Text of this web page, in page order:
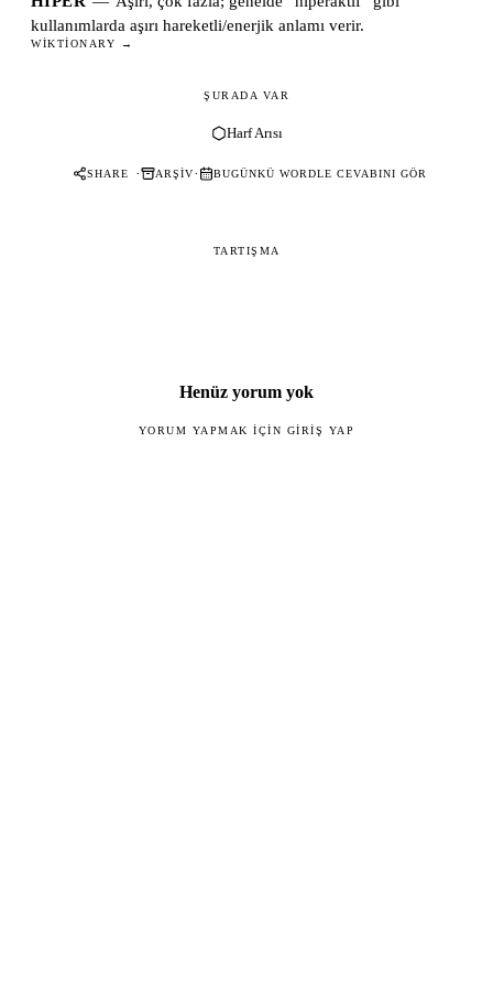
kullanımlarda aşırı hareketli/enerjik anlamı verir.
WIKTIONARY →
ŞURADA VAR
Harf Arısı
SHARE · ARŞIV· BUGÜNKÜ WORDLE CEVABINI GÖR
TARTIŞMA
Henüz yorum yok
YORUM YAPMAK IÇIN GIRIŞ YAP